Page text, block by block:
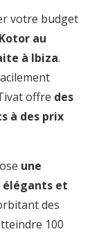
votre budget
au
à Ibiza.
offre des
à des prix
une
élégants et
des
100